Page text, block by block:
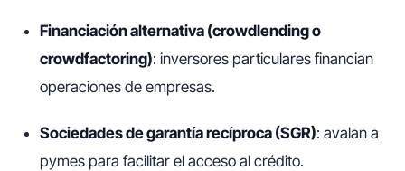
Financiación alternativa (crowdlending o
crowdfactoring): inversores particulares financian
operaciones de empresas.
Sociedades de garantía recíproca (SGR): avalan a
pymes para facilitar el acceso al crédito.